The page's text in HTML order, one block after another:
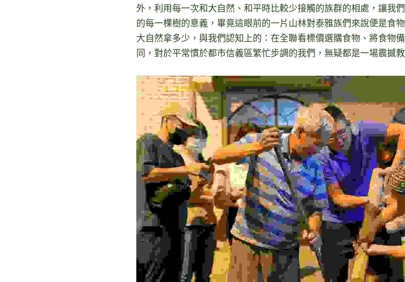
外，利用每一次和大自然、和平時比較少接觸的族群的相處，讓我
的每一棵樹的意義，畢竟這眼前的一片山林對泰雅族們來說便是食
大自然拿多少，與我們認知上的：在全聯看標價選購食物、將食物
同，對於平常慣於都市信義區繁忙步調的我們，無疑都是一場震撼教